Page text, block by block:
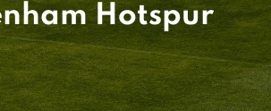
Hotspur